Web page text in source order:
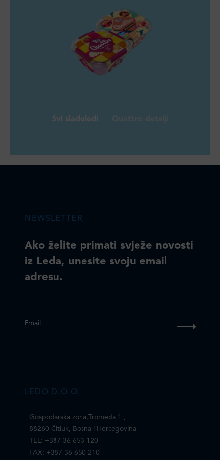
Svi sladoledi
NEWSLETTER
Ako želite primati svježe novosti
iz Leda, unesite svoju email
adresu.
Email
LEDO D.O.O.
Gospodarska zona,Tromeđa 1 ,
88260 Čitluk, Bosna i Hercegovina
TEL: +387 36 653 120
FAX: +387 36 650 210